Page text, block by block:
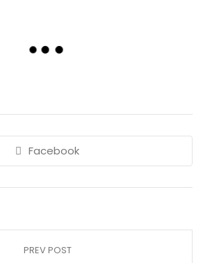
Facebook
PREV POST